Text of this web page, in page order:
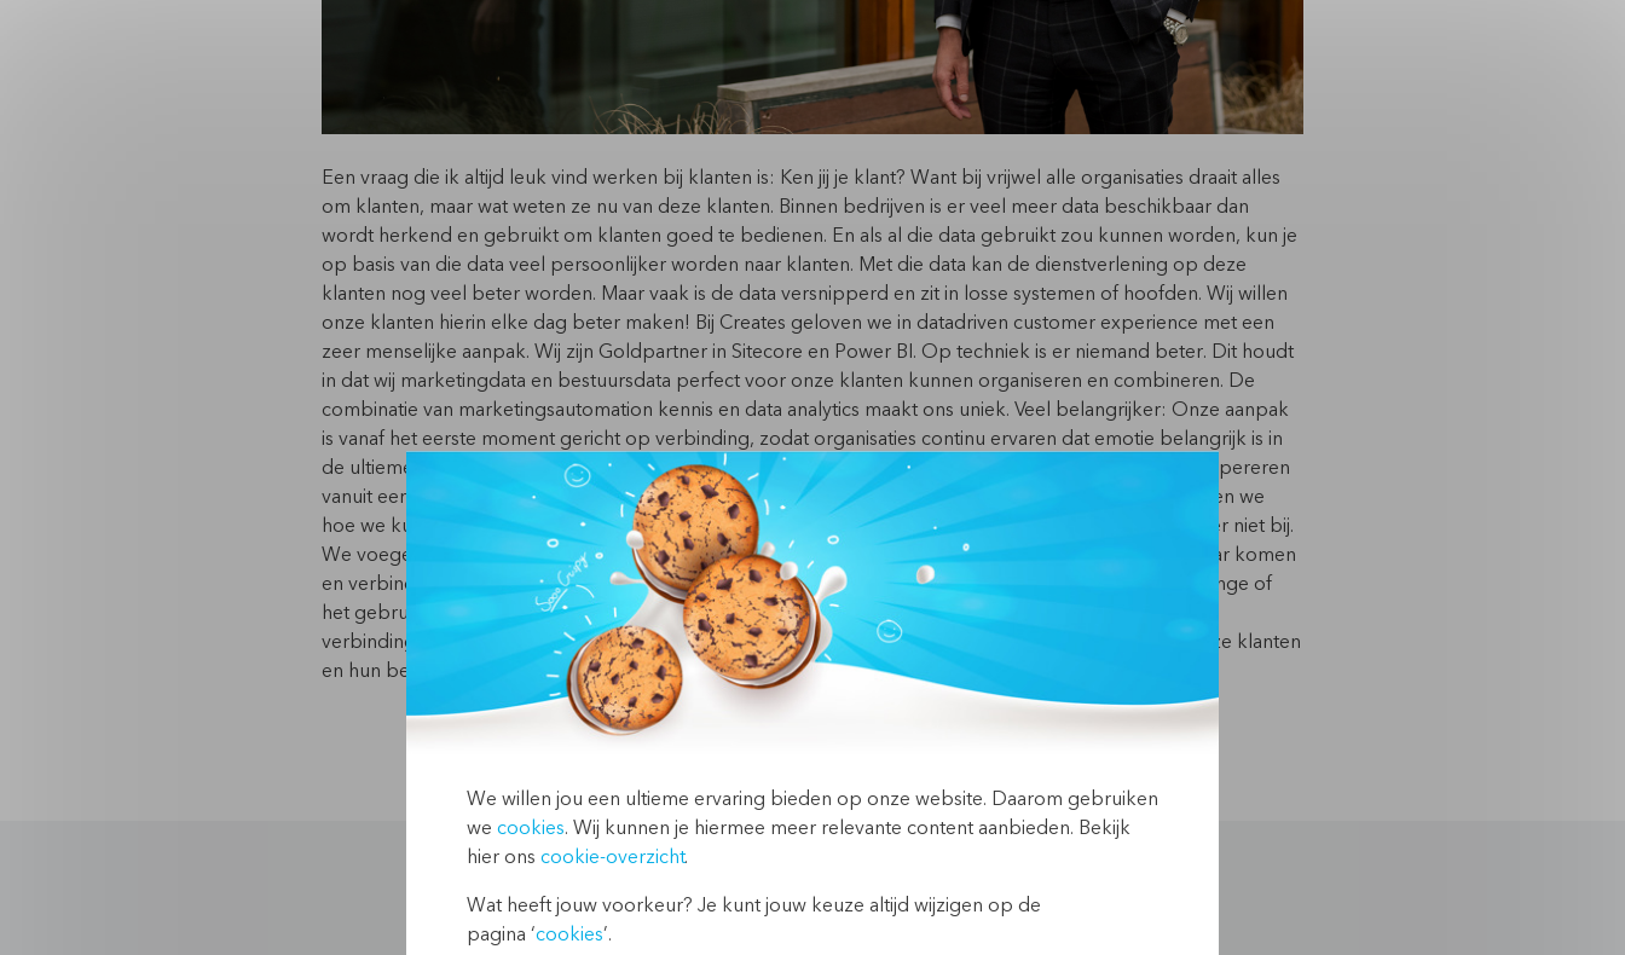
We willen jou een ultieme ervaring bieden op onze website. Daarom gebruiken
we cookies. Wij kunnen je hiermee meer relevante content aanbieden. Bekijk
hier ons cookie-overzicht.
Wat heeft jouw voorkeur? Je kunt jouw keuze altijd wijzigen op de
pagina ‘cookies’.
Een vraag die ik altijd leuk vind werken bij klanten is: Ken jij je klant? Want bij vrijwel alle organisaties draait alles
om klanten, maar wat weten ze nu van deze klanten. Binnen bedrijven is er veel meer data beschikbaar dan
wordt herkend en gebruikt om klanten goed te bedienen. En als al die data gebruikt zou kunnen worden, kun je
op basis van die data veel persoonlijker worden naar klanten. Met die data kan de dienstverlening op deze
klanten nog veel beter worden. Maar vaak is de data versnipperd en zit in losse systemen of hoofden. Wij willen
onze klanten hierin elke dag beter maken! Bij Creates geloven we in datadriven customer experience met een
zeer menselijke aanpak. Wij zijn Goldpartner in Sitecore en Power BI. Op techniek is er niemand beter. Dit houdt
in dat wij marketingdata en bestuursdata perfect voor onze klanten kunnen organiseren en combineren. De
combinatie van marketingsautomation kennis en data analytics maakt ons uniek. Veel belangrijker: Onze aanpak
is vanaf het eerste moment gericht op verbinding, zodat organisaties continu ervaren dat emotie belangrijk is in
de ultieme customer experience. Dat doen we door samen met onze opdrachtgevers als éen team te opereren
vanuit een op Agile gebaseerde aanpak. Hiermee verbinden we mensen op een effectieve manier, weten we
hoe we kunnen verbeteren en maken we van iedere release en sprint een beleving. Daar blijft het echter niet bij.
We voegen er extraatjes aan toe, omdat we geloven dat we succesvoller worden als we dichter bij elkaar komen
en verbinden. We voegen continu leuke en verbindende elementen toe, zoals een marshmallow-challenge of
het gebruik van Insights-profielen. Hierdoor maken we de emotie tastbaar en geven het voorbeeld wat
verbinding met klanten doet. Met deze combinatie van emotie gebaseerd op ratio (data) maken we onze klanten
en hun bedrijven uniek.